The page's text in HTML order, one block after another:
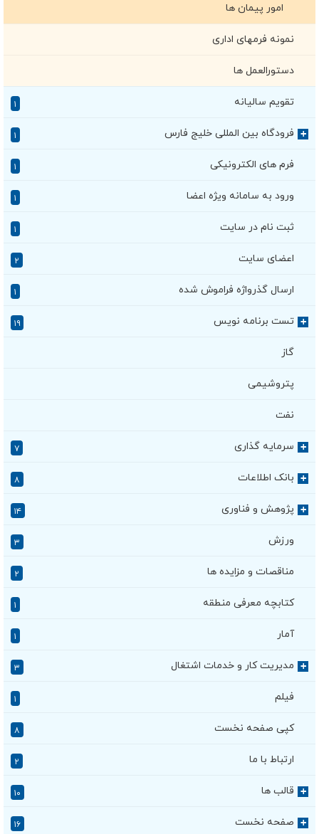
امور پیمان ها
نمونه فرمهای اداری
دستورالعمل ها
تقویم سالیانه
+ فرودگاه بین المللی خلیج فارس
فرم های الکترونیکی
ورود به سامانه ویژه اعضا
ثبت نام در سایت
اعضای سایت ۲
ارسال گذرواژه فراموش شده
+ تست برنامه نویس ۱۹
گاز
پتروشیمی
نفت
+ سرمایه گذاری ۷
+ بانک اطلاعات ۸
+ پژوهش و فناوری ۱۴
ورزش ۳
مناقصات و مزایده ها ۲
کتابچه معرفی منطقه
آمار
+ مدیریت کار و خدمات اشتغال ۳
فیلم
کپی صفحه نخست ۸
ارتباط با ما ۲
+ قالب ها ۱۰
+ صفحه نخست ۱۶